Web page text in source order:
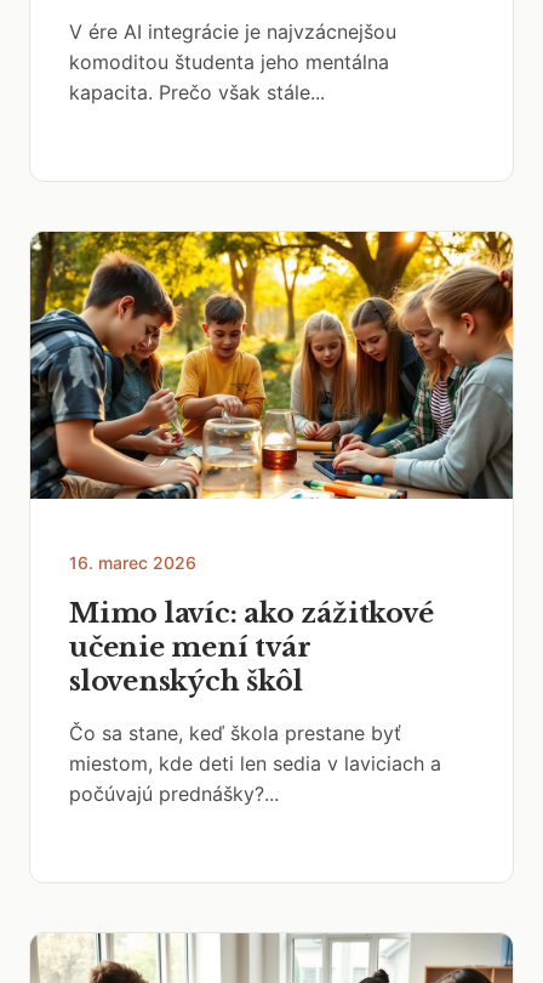
V ére AI integrácie je najvzácnejšou
komoditou študenta jeho mentálna
kapacita. Prečo však stále...
16. marec 2026
Mimo lavíc: ako zážitkové
učenie mení tvár
slovenských škôl
Čo sa stane, keď škola prestane byť
miestom, kde deti len sedia v laviciach a
počúvajú prednášky?...